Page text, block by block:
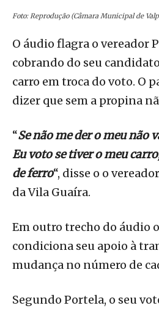
Foto: Reprodução (Câmara Municipal de
O áudio flagra o vereador
cobrando do seu
carro em troca do voto. O
dizer que sem a propina
“Se não me der o meu não
Eu voto se tiver o meu
de ferro“, disse o o
da Vila Guaíra.
Em outro trecho do áudio
condiciona seu apoio à
mudança no número de
Segundo Portela, o seu